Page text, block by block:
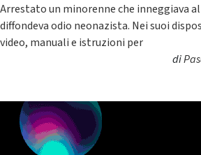
Arrestato un minorenne che inneggiava
diffondeva odio neonazista. Nei suoi
video, manuali e istruzioni per
di